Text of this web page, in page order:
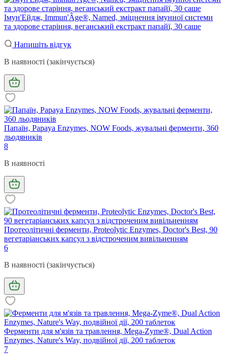
Імун'Ейдж, Immun'Âge®, Named, зміцнення імунної системи
та здорове старіння, веганський екстракт папайї, 30 саше
Напишіть відгук
В наявності (закінчується)
Папаїн, Papaya Enzymes, NOW Foods, жувальні ферменти, 360
льодяників
8
В наявності
Протеолітичні ферменти, Proteolytic Enzymes, Doctor's Best, 90
вегетаріанських капсул з відстроченим вивільненням
6
В наявності (закінчується)
Ферменти для м'язів та травлення, Mega-Zyme®, Dual Action
Enzymes, Nature's Way, подвійної дії, 200 таблеток
7